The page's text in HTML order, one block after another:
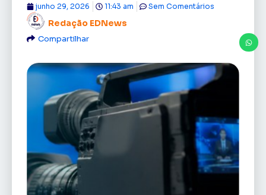
Redação EDNews
junho 29, 2026 11:43 am Sem Comentários
Compartilhar